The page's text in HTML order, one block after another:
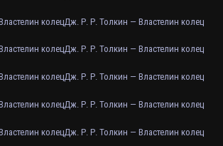
колецДж. Р. Р. Толкин — Властелин колец
колецДж. Р. Р. Толкин — Властелин колец
колецДж. Р. Р. Толкин — Властелин колец
колецДж. Р. Р. Толкин — Властелин колец
колецДж. Р. Р. Толкин — Властелин колец